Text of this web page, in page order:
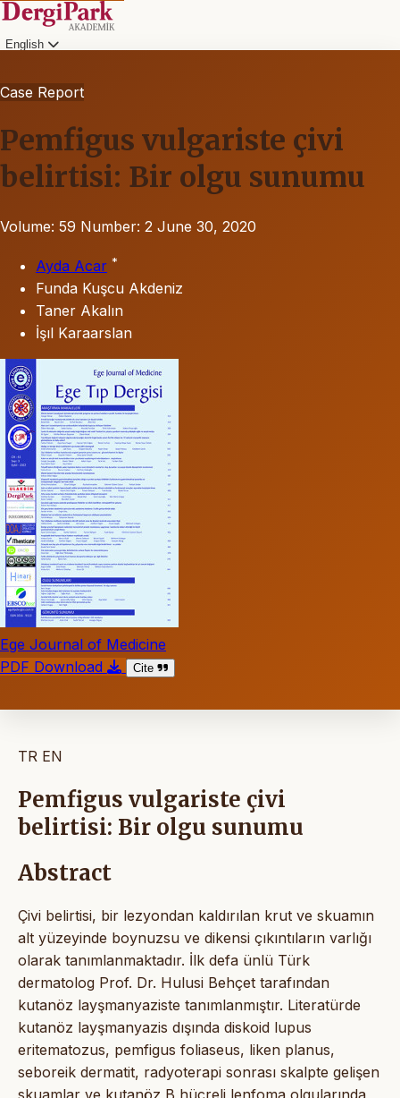
English
Case Report
Pemfigus vulgariste çivi
belirtisi: Bir olgu sunumu
Volume: 59 Number: 2 June 30, 2020
Ayda Acar *
Funda Kuşcu Akdeniz
Taner Akalın
İşıl Karaarslan
Ege Journal of Medicine
PDF Download
Cite
TR EN
Pemfigus vulgariste çivi
belirtisi: Bir olgu sunumu
Abstract
Çivi belirtisi, bir lezyondan kaldırılan krut ve skuamın
alt yüzeyinde boynuzsu ve dikensi çıkıntıların varlığı
olarak tanımlanmaktadır. İlk defa ünlü Türk
dermatolog Prof. Dr. Hulusi Behçet tarafından
kutanöz layşmanyaziste tanımlanmıştır. Literatürde
kutanöz layşmanyazis dışında diskoid lupus
eritematozus, pemfigus foliaseus, liken planus,
seboreik dermatit, radyoterapi sonrası skalpte gelişen
skuamlar ve kutanöz B hücreli lenfoma olgularında